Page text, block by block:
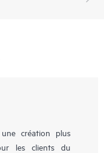
création plus
les clients du